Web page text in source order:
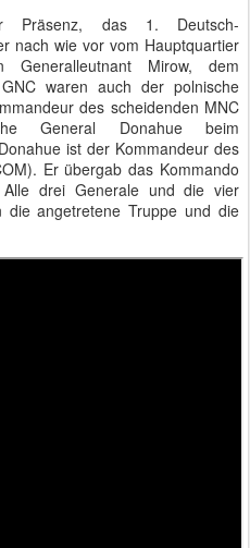
Präsenz, das 1. Deutsch-
nach wie vor vom Hauptquartier
Mirow, dem
waren auch der polnische
des scheidenden MNC
General Donahue beim
ist der Kommandeur des
Er übergab das Kommando
drei Generale und die vier
die angetretene Truppe und die